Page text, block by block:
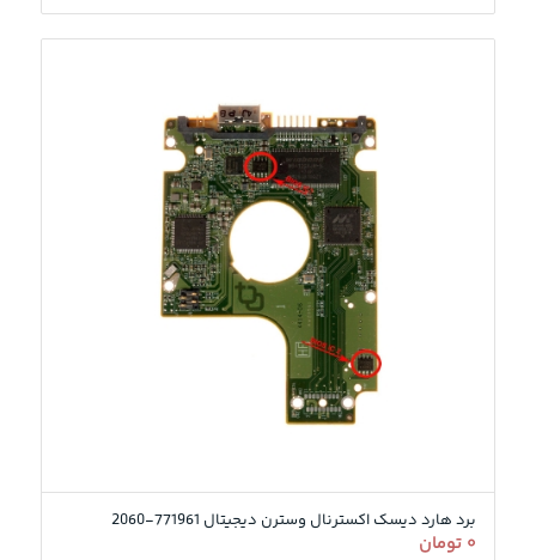
3.00
برد هارد دیسک اکسترنال وسترن دیجیتال 771961-2060
۰ تومان